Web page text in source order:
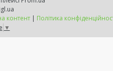
контент | Політика
▼